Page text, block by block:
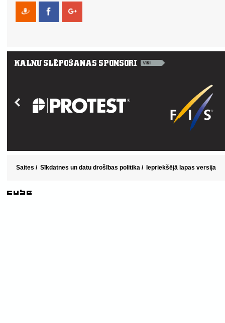
Saites / Sīkdatnes un datu drošības politika / Iepriekšējā lapas versija